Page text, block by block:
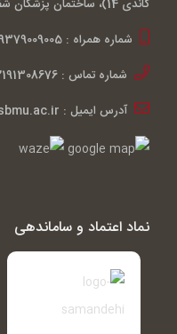
گاندی 14)، ساختمان پزشکان شفق، پلاک 11، طبقه اول
شماره همراه : 09379009005
شماره تماس : 02191308676
آدرس ایمیل : ardakiani@sbmu.ac.ir
نماد اعتماد و ساماندهی